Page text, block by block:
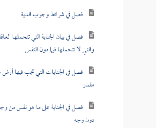
فصل في شرائط وجوب الدية
فصل في بيان الجناية التي تتحملها
والتي لا تتحملها فيما دون النفس
فصل في الجنايات التي تجب فيها
مقدر
فصل في الجناية على ما هو نفس من
دون وجه